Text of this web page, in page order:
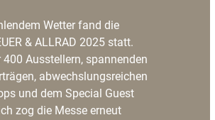
Wetter fand die
& ALLRAD 2025 statt.
400 Ausstellern, spannenden
abwechslungsreichen
und dem Special Guest
zog die Messe erneut